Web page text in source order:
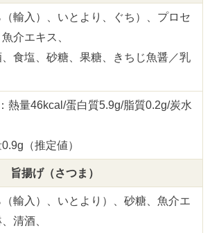
輸入）、いとより、ぐち）、プロセ
介エキス、
食塩、砂糖、果糖、きちじ魚醤／乳
熱量46kcal/蛋白質5.9g/脂質0.2g/炭水
（推定値）
旨揚げ（さつま）
輸入）、いとより）、砂糖、魚介エ
清酒、